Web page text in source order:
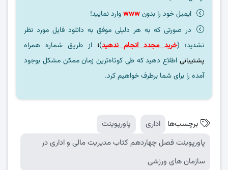
ایمیل خود را بدونwwwوارد نمایید!
در صورتی که به هر دلیلی موفق به دانلود فایل مورد نظر
نشدید؛ (خرید مجدد انجام ندهید)؛ از طریق شماره همراه
پشتیبانی اطلاع دهید که طی کوتاه‌ترین زمان ممکن مشکل بوجود
آمده را برای شما برطرف خواهیم کرد.
برچسب‌ها اداری
پاورپوینت
پاورپوینت فصل چهاردهم کتاب مدیریت مالی و اداری در
سازمان های ورزشی